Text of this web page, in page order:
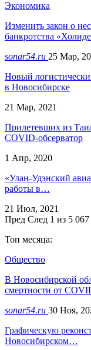
Экономика
Изменить закон о
банкротства
sonar54.ru 25 Мар,
Новый
в Новосибирске
21 Мар, 2021
Прилетевших из
COVID-обсерватор
1 Апр, 2020
«Улан-Удэнский
работы в…
21 Июл, 2021
Пред След 1 из 5 067
Топ месяца:
Общество
В Новосибирской
смертности от
sonar54.ru 30 Ноя,
Графическую
Новосибирском…